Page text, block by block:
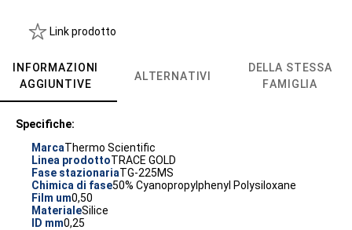
Link prodotto
INFORMAZIONI
AGGIUNTIVE
ALTERNATIVI
DELLA STESSA
FAMIGLIA
Specifiche:
MarcaThermo Scientific
Linea prodottoTRACE GOLD
Fase stazionariaTG-225MS
Chimica di fase50% Cyanopropylphenyl Polysiloxane
Film um0,50
MaterialeSilice
ID mm0,25